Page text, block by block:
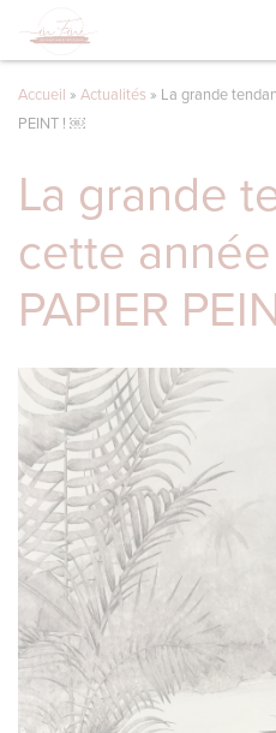
Accueil » Actualités » La grande
PEINT ! ￼
La grande
cette année
PAPIER